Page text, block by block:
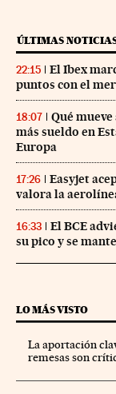
ÚLTIMAS
22:15
El Ibex
puntos con el
18:07
Qué
más sueldo en
Europa
17:26
Easyjet
valora la
16:33
El BCE
su pico y se
LO MÁS VISTO
La aportación
remesas son